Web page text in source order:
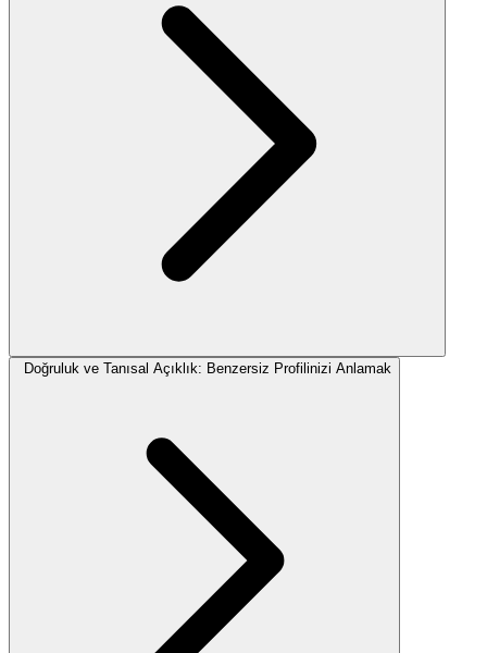
Doğruluk ve Tanısal Açıklık: Benzersiz Profilinizi Anlamak